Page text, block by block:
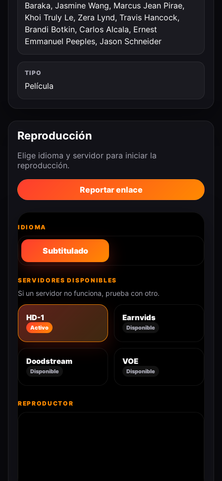
Baraka, Jasmine Wang, Marcus Jean Pirae,
Khoi Truly Le, Zera Lynd, Travis Hancock,
Brandi Botkin, Carlos Alcala, Ernest
Emmanuel Peeples, Jason Schneider
TIPO
Película
Reproducción
Elige idioma y servidor para iniciar la
reproducción.
Reportar enlace
IDIOMA
Subtitulado
SERVIDORES DISPONIBLES
Si un servidor no funciona, prueba con otro.
HD-1
Activo
Earnvids
Disponible
Doodstream
Disponible
VOE
Disponible
REPRODUCTOR